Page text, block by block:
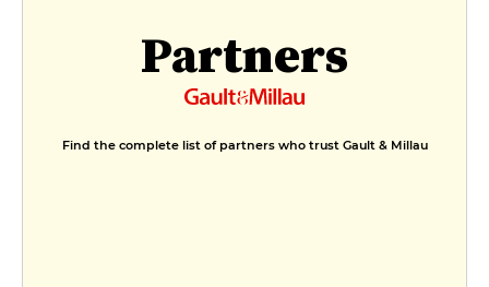
Partners
Find the complete list of partners who trust Gault & Millau